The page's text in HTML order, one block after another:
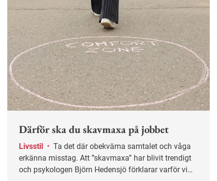
Därför ska du skavmaxa på jobbet
Livsstil •
erkänna misstag. Att ”skavmaxa” har blivit trendigt
och psykologen Björn Hedensjö förklarar varför vi